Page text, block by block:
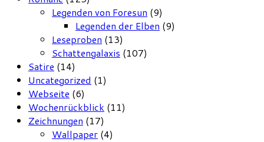
Legenden von Foresun (9)
Legenden der Elben (9)
Leseproben (13)
Schattengalaxis (107)
Satire (14)
Uncategorized (1)
Webseite (6)
Wochenrückblick (11)
Zeichnungen (17)
Wallpaper (4)